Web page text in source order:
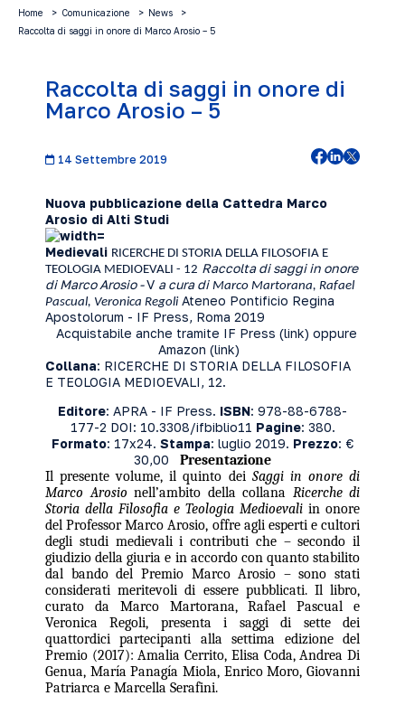
Home Comunicazione
News
Raccolta di saggi in onore di Marco Arosio – 5
Raccolta di saggi in onore di
Marco Arosio – 5
14 Settembre 2019
Nuova pubblicazione della Cattedra Marco
Arosio di Alti Studi
Medievali RICERCHE DI STORIA DELLA FILOSOFIA E
TEOLOGIA MEDIOEVALI - 12 Raccolta di saggi in onore
di Marco Arosio -V a cura di Marco Martorana, Rafael
Pascual, Veronica RegoliAteneo Pontificio Regina
Apostolorum - IF Press, Roma 2019
Acquistabile anche tramite IF Press (link) oppure
Amazon (link)
Collana: RICERCHE DI STORIA DELLA FILOSOFIA
E TEOLOGIA MEDIOEVALI, 12.
Editore: APRA - IF Press. ISBN: 978-88-6788-
177-2 DOI: 10.3308/ifbiblio11 Pagine: 380.
Formato: 17x24. Stampa: luglio 2019. Prezzo: €
30,00 Presentazione
Il presente volume, il quinto dei Saggi in onore di
Marco Arosio nell’ambito della collana Ricerche di
Storia della Filosofia e Teologia Medioevali in onore
del Professor Marco Arosio, offre agli esperti e cultori
degli studi medievali i contributi che – secondo il
giudizio della giuria e in accordo con quanto stabilito
dal bando del Premio Marco Arosio – sono stati
considerati meritevoli di essere pubblicati. Il libro,
curato da Marco Martorana, Rafael Pascual e
Veronica Regoli, presenta i saggi di sette dei
quattordici partecipanti alla settima edizione del
Premio (2017): Amalia Cerrito, Elisa Coda, Andrea Di
Genua, María Panagía Miola, Enrico Moro, Giovanni
Patriarca e Marcella Serafini.